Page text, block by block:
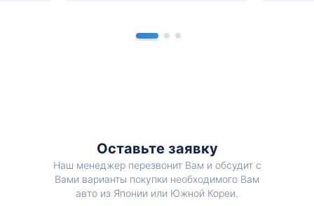
Оставьте заявку
Наш менеджер перезвонит Вам и обсудит с
Вами варианты покупки необходимого Вам
авто из Японии или Южной Кореи.